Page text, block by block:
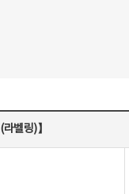
벨링)】